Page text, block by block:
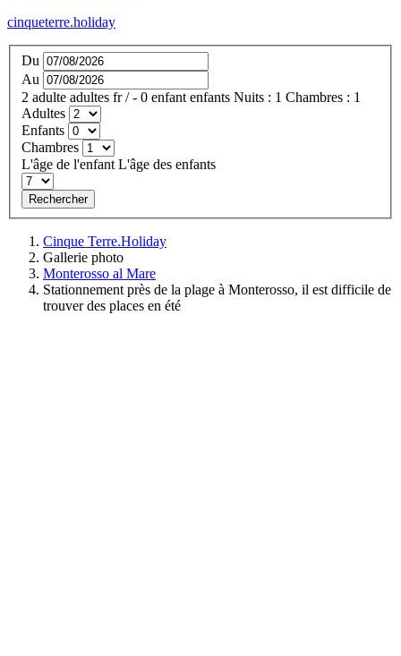
cinqueterre.holiday
Du
Au
2 adulte adultes fr / - 0 enfant enfants Nuits : 1 Chambres : 1
Adultes
Enfants
Chambres
L'âge de l'enfant L'âge des enfants
Rechercher
Cinque Terre.Holiday
Gallerie photo
Monterosso al Mare
Stationnement près de la plage à Monterosso, il est difficile de
trouver des places en été